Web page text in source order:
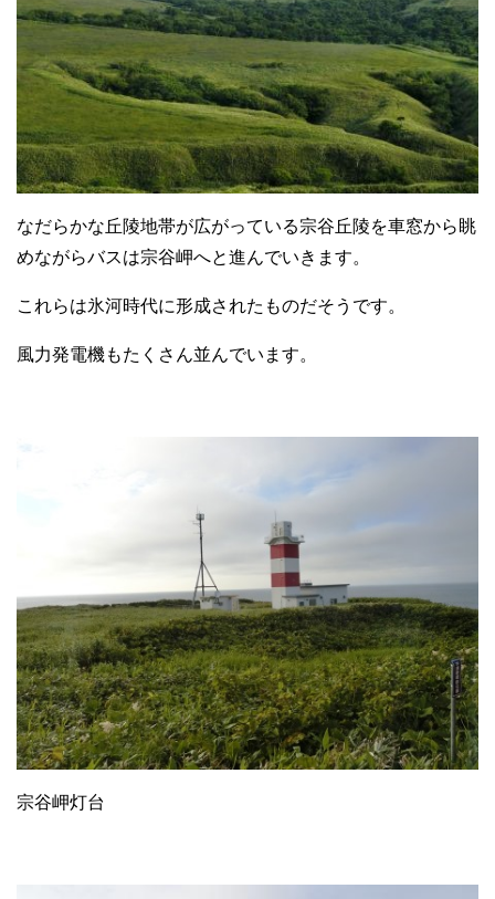
なだらかな丘陵地帯が広がっている宗谷丘陵を車窓から眺
めながらバスは宗谷岬へと進んでいきます。
これらは氷河時代に形成されたものだそうです。
風力発電機もたくさん並んでいます。
宗谷岬灯台